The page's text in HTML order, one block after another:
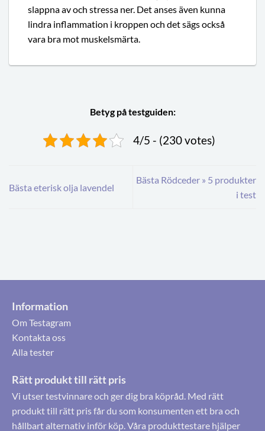
slappna av och stressa ner. Det anses även kunna
lindra inflammation i kroppen och det sägs också
vara bra mot muskelsmärta.
Betyg på testguiden:
4/5 - (230 votes)
Bästa eterisk olja lavendel
Bästa Rödceder » 5 produkter
i test
Information
Om Testagram
Kontakta oss
Alla tester
Rätt produkt till rätt pris
Vi utser testvinnare och ger dig bra köpråd. Med rätt
produkt till rätt pris får du som konsumenten ett bra och
hållbart alternativ inför köp. Våra produkttestare hjälper